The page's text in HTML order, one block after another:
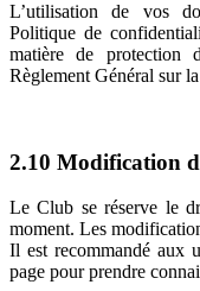
L’utilisation de vos
Politique de
matière de protection
Règlement Général sur
2.10 Modification
Le Club se réserve le
moment. Les
Il est recommandé aux
page pour prendre